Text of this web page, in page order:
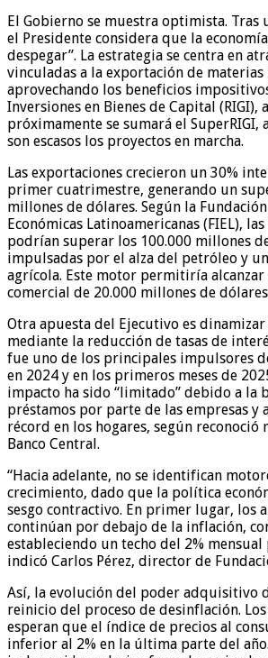
El Gobierno se muestra optimista. Tras
el Presidente considera que la economía
despegar”. La estrategia se centra en
vinculadas a la exportación de materias
aprovechando los beneficios
Inversiones en Bienes de Capital (RIGI),
próximamente se sumará el SuperRIGI,
son escasos los proyectos en marcha.
Las exportaciones crecieron un 30%
primer cuatrimestre, generando un
millones de dólares. Según la
Económicas Latinoamericanas (FIEL),
podrían superar los 100.000 millones
impulsadas por el alza del petróleo y
agrícola. Este motor permitiría
comercial de 20.000 millones de
Otra apuesta del Ejecutivo es
mediante la reducción de tasas de
fue uno de los principales impulsores
en 2024 y en los primeros meses de
impacto ha sido “limitado” debido a la
préstamos por parte de las empresas y
récord en los hogares, según reconoció
Banco Central.
“Hacia adelante, no se identifican
crecimiento, dado que la política
sesgo contractivo. En primer lugar, los
continúan por debajo de la inflación,
estableciendo un techo del 2%
indicó Carlos Pérez, director de
Así, la evolución del poder adquisitivo
reinicio del proceso de desinflación.
esperan que el índice de precios al
inferior al 2% en la última parte del